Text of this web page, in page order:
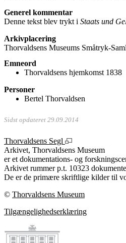
Generel kommentar
Denne tekst blev trykt i Staats und
Arkivplacering
Thorvaldsens Museums Småtryk-
Emneord
Thorvaldsens hjemkomst 1838
Personer
Bertel Thorvaldsen
Sidst opdateret 29.09.2014
Thorvaldsens Segl
Arkivet, Thorvaldsens Museum
er et dokumentations- og
Arkivet rummer p.t. 10323
De er de primære skriftlige kilder til
© Thorvaldsens Museum
Tilgængelighedserklæring